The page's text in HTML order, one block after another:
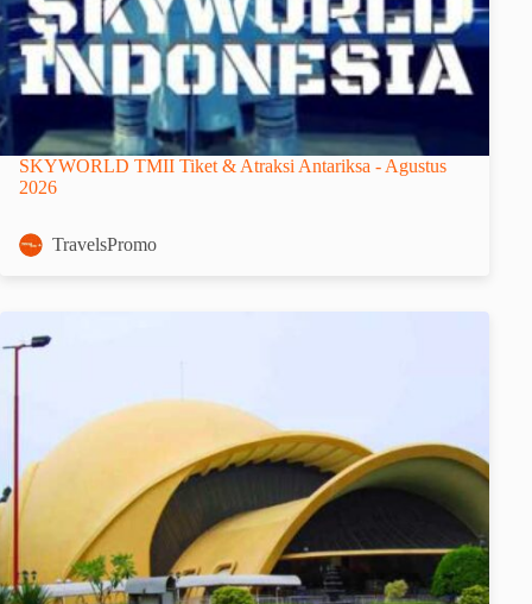
SKYWORLD TMII Tiket & Atraksi Antariksa - Agustus
2026
TravelsPromo